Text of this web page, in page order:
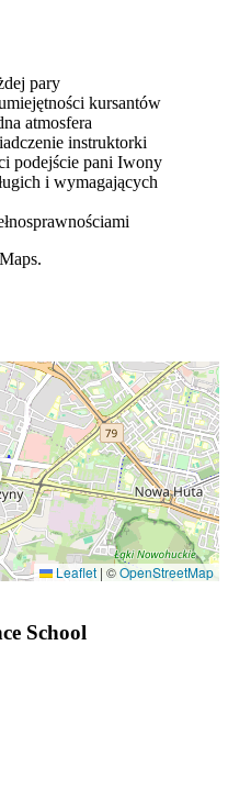
pary
kursantów
atmosfera
instruktorki
podejście pani Iwony
i wymagających
Leaflet | ©OpenStreetMap
School